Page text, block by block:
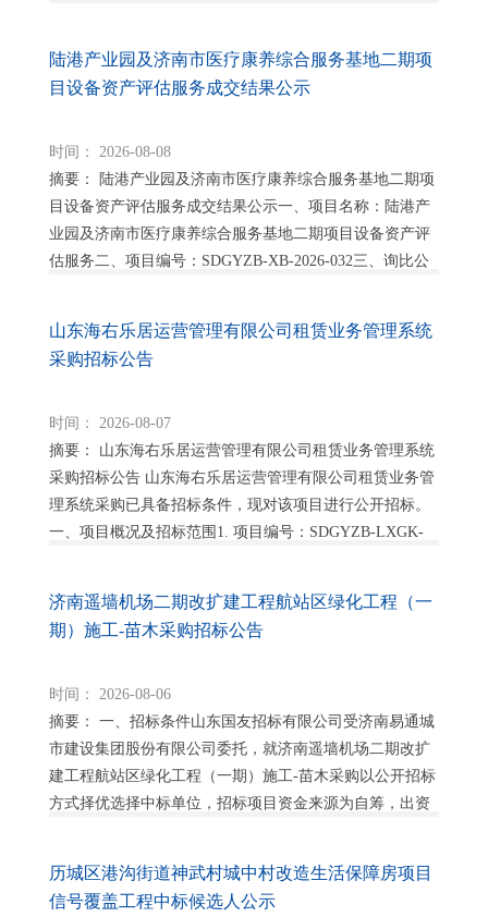
陆港产业园及济南市医疗康养综合服务基地二期项
目设备资产评估服务成交结果公示
时间： 2026-08-08
摘要： 陆港产业园及济南市医疗康养综合服务基地二期项
目设备资产评估服务成交结果公示一、项目名称：陆港产
业园及济南市医疗康养综合服务基地二期项目设备资产评
估服务二、项目编号：SDGYZB-XB-2026-032三、询比公
山东海右乐居运营管理有限公司租赁业务管理系统
采购招标公告
时间： 2026-08-07
摘要： 山东海右乐居运营管理有限公司租赁业务管理系统
采购招标公告 山东海右乐居运营管理有限公司租赁业务管
理系统采购已具备招标条件，现对该项目进行公开招标。
一、项目概况及招标范围1. 项目编号：SDGYZB-LXGK-
济南遥墙机场二期改扩建工程航站区绿化工程（一
期）施工-苗木采购招标公告
时间： 2026-08-06
摘要： 一、招标条件山东国友招标有限公司受济南易通城
市建设集团股份有限公司委托，就济南遥墙机场二期改扩
建工程航站区绿化工程（一期）施工-苗木采购以公开招标
方式择优选择中标单位，招标项目资金来源为自筹，出资
历城区港沟街道神武村城中村改造生活保障房项目
信号覆盖工程中标候选人公示